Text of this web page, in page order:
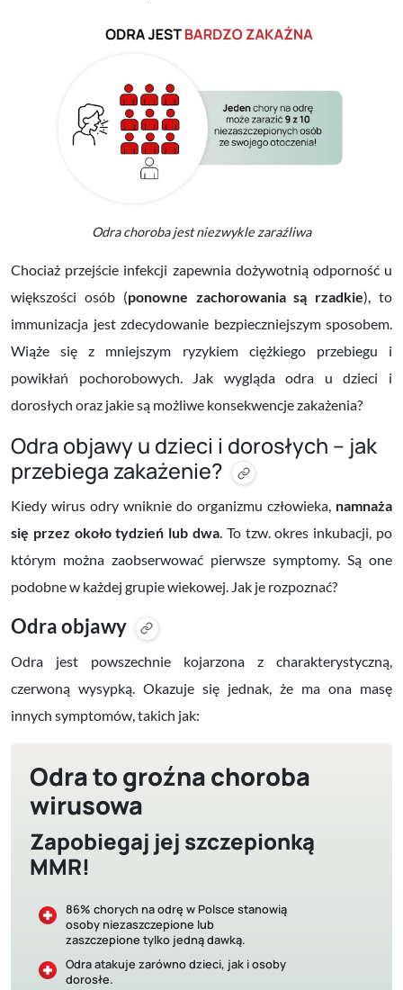
Odra choroba jest niezwykle zaraźliwa
Chociaż przejście infekcji zapewnia dożywotnią odporność u
większości osób (ponowne zachorowania są rzadkie), to
immunizacja jest zdecydowanie bezpieczniejszym sposobem.
Wiąże się z mniejszym ryzykiem ciężkiego przebiegu i
powikłań pochorobowych. Jak wygląda odra u dzieci i
dorosłych oraz jakie są możliwe konsekwencje zakażenia?
Odra objawy u dzieci i dorosłych – jak
przebiega zakażenie?
Kiedy wirus odry wniknie do organizmu człowieka, namnaża
się przez około tydzień lub dwa. To tzw. okres inkubacji, po
którym można zaobserwować pierwsze symptomy. Są one
podobne w każdej grupie wiekowej. Jak je rozpoznać?
Odra objawy
Odra jest powszechnie kojarzona z charakterystyczną,
czerwoną wysypką. Okazuje się jednak, że ma ona masę
innych symptomów, takich jak:
Odra to groźna choroba
wirusowa
Zapobiegaj jej szczepionką
MMR!
86% chorych na odrę w Polsce stanowią
osoby niezaszczepione lub
zaszczepione tylko jedną dawką.
Odra atakuje zarówno dzieci, jak i osoby
dorosłe.